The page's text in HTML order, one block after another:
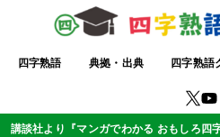
四字熟語 典拠・出典 四字熟語
講談社より『マンガでわかる おもしろ四